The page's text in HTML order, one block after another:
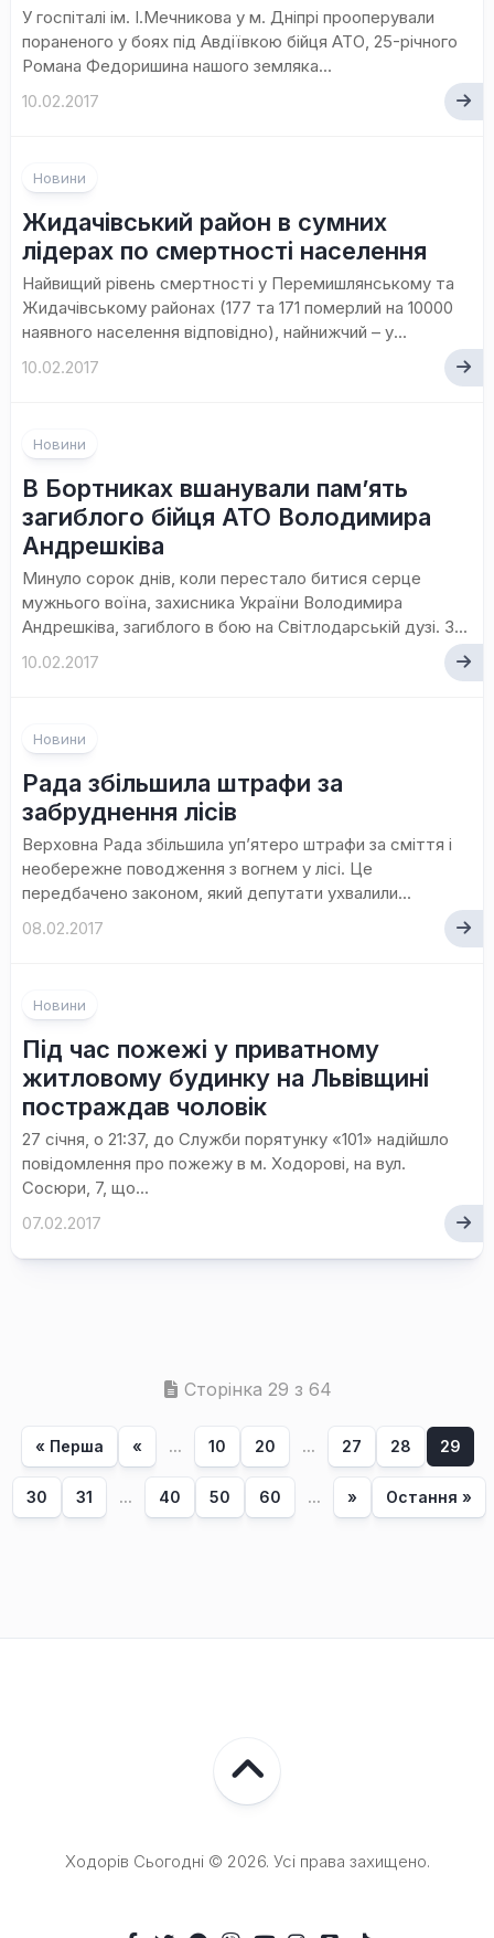
У госпіталі ім. І.Мечникова у м. Дніпрі прооперували
пораненого у боях під Авдіївкою бійця АТО, 25-річного
Романа Федоришина нашого земляка...
10.02.2017
Новини
Жидачівський район в сумних
лідерах по смертності населення
Найвищий рівень смертності у Перемишлянському та
Жидачівському районах (177 та 171 померлий на 10000
наявного населення відповідно), найнижчий – у...
10.02.2017
Новини
В Бортниках вшанували пам’ять
загиблого бійця АТО Володимира
Андрешківа
Минуло сорок днів, коли перестало битися серце
мужнього воїна, захисника України Володимира
Андрешківа, загиблого в бою на Світлодарській дузі. З...
10.02.2017
Новини
Рада збільшила штрафи за
забруднення лісів
Верховна Рада збільшила уп’ятеро штрафи за сміття і
необережне поводження з вогнем у лісі. Це
передбачено законом, який депутати ухвалили...
08.02.2017
Новини
Під час пожежі у приватному
житловому будинку на Львівщині
постраждав чоловік
27 січня, о 21:37, до Служби порятунку «101» надійшло
повідомлення про пожежу в м. Ходорові, на вул.
Сосюри, 7, що...
07.02.2017
Сторінка 29 з 64
« Перша « ... 10 20 ... 27 28 29
30 31 ... 40 50 60 ... » Остання »
Ходорів Сьогодні © 2026. Усі права захищено.